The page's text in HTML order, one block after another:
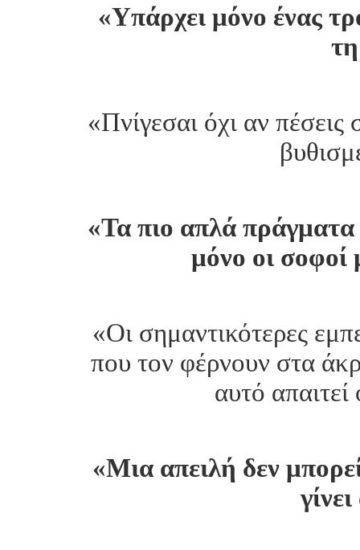
«Υπάρχει μόνο ένας
«Πνίγεσαι όχι αν
«Τα πιο απλά πράγματα
μόνο οι σοφοί
«Οι σημαντικότερες
που τον φέρνουν στα
αυτό
«Μια απειλή δεν